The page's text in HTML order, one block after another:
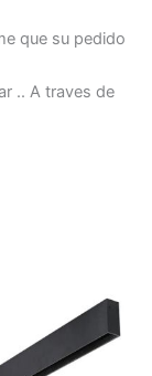
que su pedido
.. A traves de